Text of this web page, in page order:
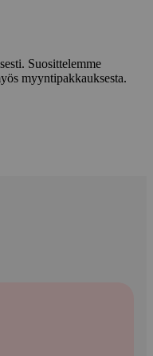
Suosittelemme
myyntipakkauksesta.